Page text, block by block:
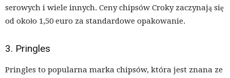
serowych i wiele innych. Ceny chipsów Croky zaczynają się
od około 1,50 euro za standardowe opakowanie.
3. Pringles
Pringles to popularna marka chipsów, która jest znana ze